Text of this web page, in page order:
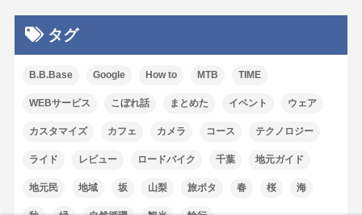
タグ
B.B.Base Google How to MTB TIME
WEBサービス こぼれ話 まとめた イベント ウェア
カスタマイズ カフェ カメラ コース テクノロジー
ライド レビュー ロードバイク 千葉 地元ガイド
地元民 地域 坂 山梨 旅ポタ 春 桜 海